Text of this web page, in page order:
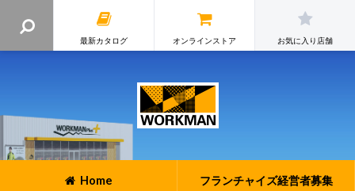
最新カタログ オンラインストア お気に入り店舗
Home フランチャイズ経営者募集